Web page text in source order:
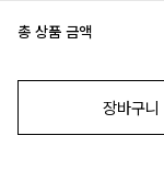
총 상품 금액
장바구니